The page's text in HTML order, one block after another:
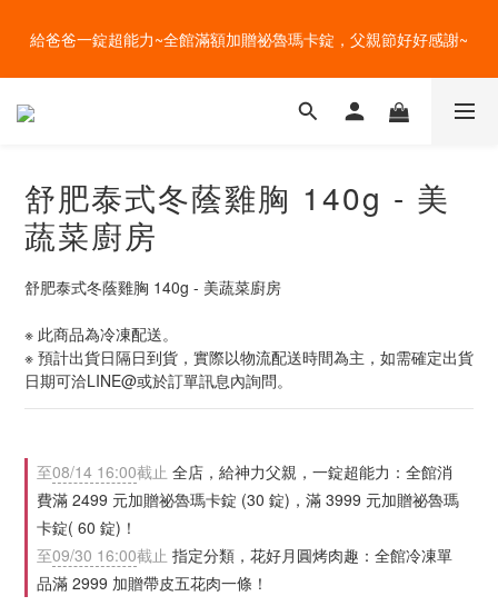
吃菜~
給爸爸一錠超能力~全館滿額加贈祕魯瑪卡錠，父親節好好感謝~
盛夏的餐桌，一定少不了美蔬菜的清爽~ A+B 送購物金🎁一起好好
舒肥泰式冬蔭雞胸 140g - 美
蔬菜廚房
舒肥泰式冬蔭雞胸 140g - 美蔬菜廚房
※ 此商品為冷凍配送。
※ 預計出貨日隔日到貨，實際以物流配送時間為主，如需確定出貨
日期可洽LINE@或於訂單訊息內詢問。
至08/14 16:00截止 全店，給神力父親，一錠超能力：全館消
費滿 2499 元加贈祕魯瑪卡錠 (30 錠)，滿 3999 元加贈祕魯瑪
卡錠( 60 錠)！
至09/30 16:00截止 指定分類，花好月圓烤肉趣：全館冷凍單
品滿 2999 加贈帶皮五花肉一條！